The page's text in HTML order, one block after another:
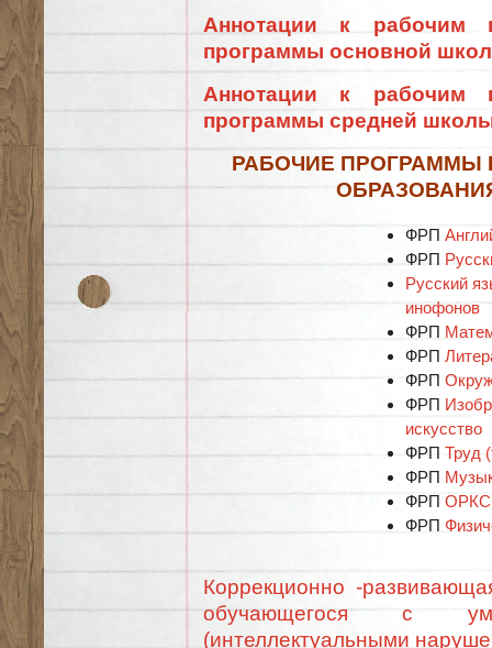
Аннотации к рабочим
программы основной
Аннотации к рабочим
программы средней
РАБОЧИЕ ПРОГРАММЫ
ФРП
ФРП
Русский
инофонов
ФРП
ФРП
ФРП
ФРП
искусство
ФРП Труд
ФРП
ФРП
ФРП
Коррекционно -
обучающегося с
(интеллектуальными